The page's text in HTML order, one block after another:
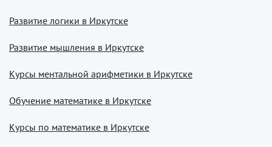
Развитие логики в Иркутске
Развитие мышления в Иркутске
Курсы ментальной арифметики в Иркутске
Обучение математике в Иркутске
Курсы по математике в Иркутске